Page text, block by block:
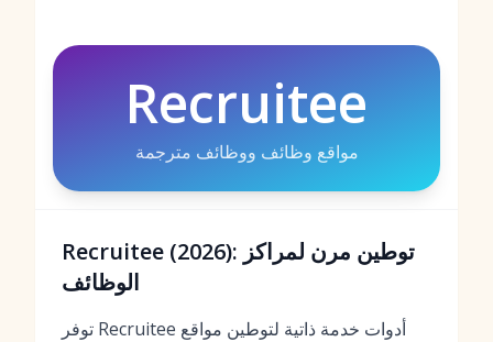
Recruitee
مواقع وظائف ووظائف مترجمة
Recruitee (2026): توطين مرن لمراكز
الوظائف
توفر Recruitee أدوات خدمة ذاتية لتوطين مواقع